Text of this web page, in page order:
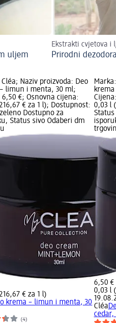
uljem
Ekstrakti cvjetova i
Prirodni
Cléa; Naziv proizvoda: Deo
limun i menta, 30 ml;
6,50 €; Osnovna cijena:
€ za 1 l); Dostupnost:
Dostupno za
Status sivo Odaberi dm
€ za 1 l)
krema – limun i menta, 30
(4)
0,03 l
6,50 €
0,03 l
Cléa
cedar,